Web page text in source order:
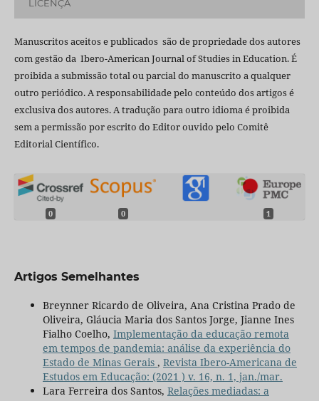
LICENÇA
Manuscritos aceitos e publicados são de propriedade dos autores
com gestão da Ibero-American Journal of Studies in Education. É
proibida a submissão total ou parcial do manuscrito a qualquer
outro periódico. A responsabilidade pelo conteúdo dos artigos é
exclusiva dos autores. A tradução para outro idioma é proibida
sem a permissão por escrito do Editor ouvido pelo Comitê
Editorial Científico.
0 0 1
Artigos Semelhantes
Breynner Ricardo de Oliveira, Ana Cristina Prado de
Oliveira, Gláucia Maria dos Santos Jorge, Jianne Ines
Fialho Coelho, Implementação da educação remota
em tempos de pandemia: análise da experiência do
Estado de Minas Gerais , Revista Ibero-Americana de
Estudos em Educação: (2021 ) v. 16, n. 1, jan./mar.
Lara Ferreira dos Santos, Relações mediadas: a